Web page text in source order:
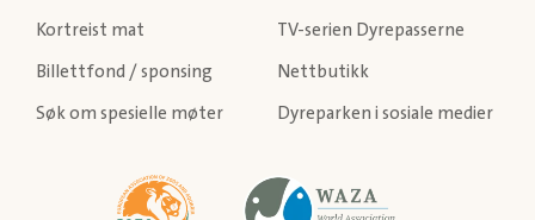
Kortreist mat
Billettfond / sponsing
Søk om spesielle møter
TV-serien Dyrepasserne
Nettbutikk
Dyreparken i sosiale medier